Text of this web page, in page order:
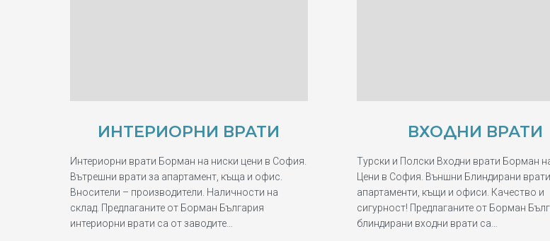
ИНТЕРИОРНИ ВРАТИ
Интериорни врати Борман на ниски цени в София.
Вътрешни врати за апартамент, къща и офис.
Вносители – производители. Наличности на
склад. Предлаганите от Борман България
интериорни врати са от заводите…
ВХОДНИ ВРАТИ
Турски и Полски Входни врати Борман
Цени в София. Външни Блиндирани
апартаменти, къщи и офиси. Качество и
сигурност! Предлаганите от Борман
блиндирани входни врати са…